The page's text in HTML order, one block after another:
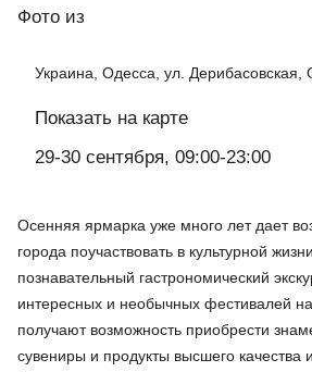
Фото из
Украина, Одесса, ул. Дерибасовская,
Показать на карте
29-30 сентября, 09:00-23:00
Осенняя ярмарка уже много лет дает
города поучаствовать в культурной
познавательный гастрономический
интересных и необычных фестивалей
получают возможность приобрести
сувениры и продукты высшего качества